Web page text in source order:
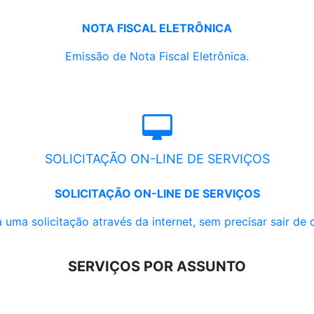
NOTA FISCAL ELETRÔNICA
Emissão de Nota Fiscal Eletrônica.
SOLICITAÇÃO ON-LINE DE SERVIÇOS
SOLICITAÇÃO ON-LINE DE SERVIÇOS
uma solicitação através da internet, sem precisar sair de
SERVIÇOS POR ASSUNTO